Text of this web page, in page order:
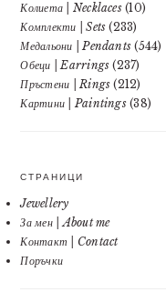
Колиета | Necklaces(10)
Комплекти | Sets (233)
Медальони | Pendants (544)
Обеци | Earrings (237)
Пръстени | Rings (212)
Картини | Paintings(38)
СТРАНИЦИ
Jewellery
За мен | About me
Контакт | Contact
Поръчки